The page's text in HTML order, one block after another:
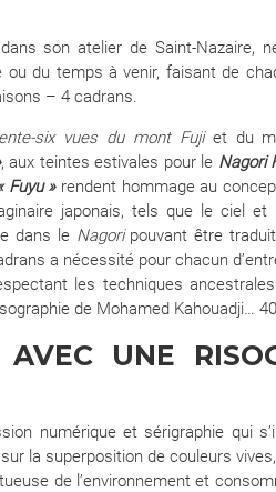
son atelier de Saint-Nazaire,
du temps à venir, faisant de
– 4 cadrans.
six vues du mont Fujiet du
, aux teintes estivales pour le Nagori
Fuyu » rendent hommage au
japonais, tels que le ciel
dans le Nagoripouvant être
a nécessité pour chacun
les techniques
de Mohamed Kahouadji…
UNE
numérique et sérigraphie qui
la superposition de couleurs
de l’environnement et